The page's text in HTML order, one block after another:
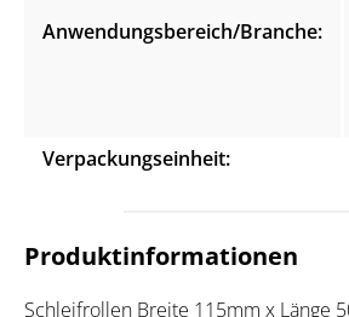
Anwendungsbereich/Branche:
Verpackungseinheit:
Produktinformationen
Schleifrollen Breite 115mm x Länge